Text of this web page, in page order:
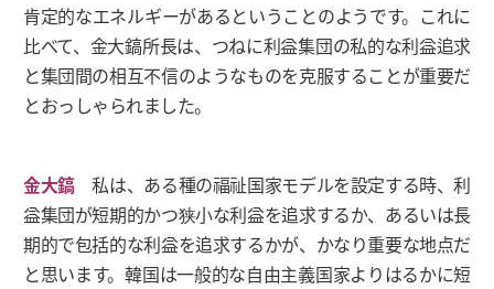
肯定的なエネルギーがあるということのようです。これに
比べて、金大鎬所長は、つねに利益集団の私的な利益追求
と集団間の相互不信のようなものを克服することが重要だ
とおっしゃられました。
金大鎬私は、ある種の福祉国家モデルを設定する時、利
益集団が短期的かつ狭小な利益を追求するか、あるいは長
期的で包括的な利益を追求するかが、かなり重要な地点だ
と思います。韓国は一般的な自由主義国家よりはるかに短